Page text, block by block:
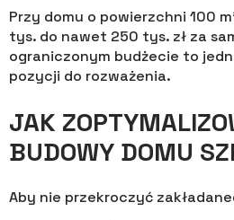
Przy domu o powierzchni 100
tys. do nawet 250 tys. zł za
ograniczonym budżecie to
pozycji do rozważenia.
JAK
BUDOWY DOMU
Aby nie przekroczyć